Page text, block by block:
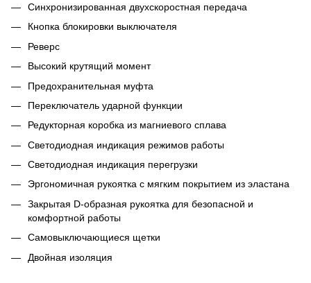
Синхронизированная двухскоростная передача
Кнопка блокировки выключателя
Реверс
Высокий крутящий момент
Предохранительная муфта
Переключатель ударной функции
Редукторная коробка из магниевого сплава
Светодиодная индикация режимов работы
Светодиодная индикация перегрузки
Эргономичная рукоятка с мягким покрытием из эластана
Закрытая D-образная рукоятка для безопасной и
комфортной работы
Самовыключающиеся щетки
Двойная изоляция